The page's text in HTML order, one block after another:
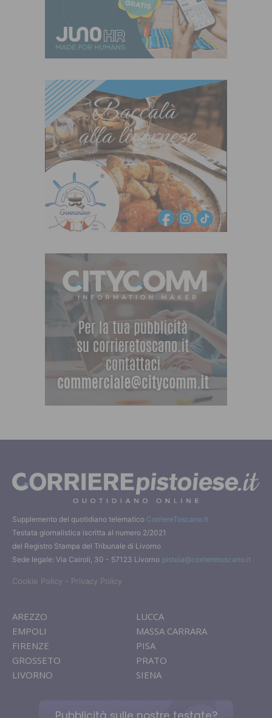
Supplemento del quotidiano telematico CorriereToscano.it
Testata giornalistica iscritta al numero 2/2021
del Registro Stampa del Tribunale di Livorno
Sede legale: Via Cairoli, 30 - 57123 Livorno pistoia@corrieretoscano.it
Cookie Policy - Privacy Policy
AREZZO
EMPOLI
FIRENZE
GROSSETO
LIVORNO
LUCCA
MASSA CARRARA
PISA
PRATO
SIENA